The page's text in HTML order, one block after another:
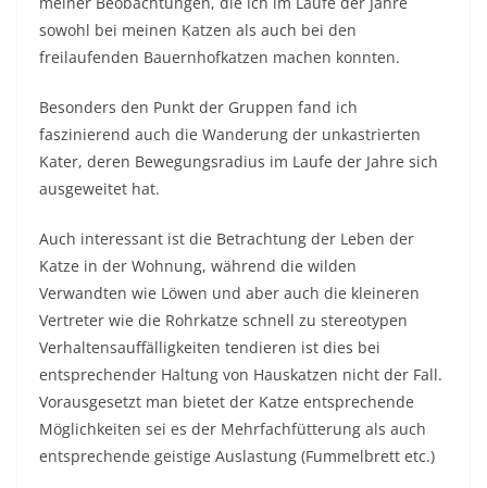
sowohl bei meinen Katzen als auch bei den
freilaufenden Bauernhofkatzen machen konnten.
Besonders den Punkt der Gruppen fand ich
faszinierend auch die Wanderung der unkastrierten
Kater, deren Bewegungsradius im Laufe der Jahre sich
ausgeweitet hat.
Auch interessant ist die Betrachtung der Leben der
Katze in der Wohnung, während die wilden
Verwandten wie Löwen und aber auch die kleineren
Vertreter wie die Rohrkatze schnell zu stereotypen
Verhaltensauffälligkeiten tendieren ist dies bei
entsprechender Haltung von Hauskatzen nicht der Fall.
Vorausgesetzt man bietet der Katze entsprechende
Möglichkeiten sei es der Mehrfachfütterung als auch
entsprechende geistige Auslastung (Fummelbrett etc.)